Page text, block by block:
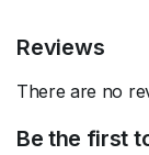
Reviews
There are no
Be the first